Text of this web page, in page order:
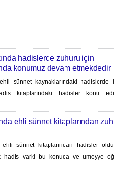
hadislerde zuhuru için
konumuz devam etmekdedir
sünnet kaynaklarındaki hadislerde
kitaplarındaki hadisler konu
ehli sünnet kitaplarından
ehli sünnet kitaplarından hadisler
hadis varki bu konuda ve umeyye